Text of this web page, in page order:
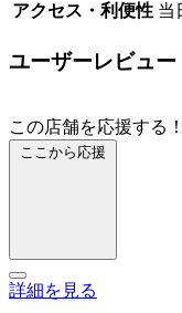
アクセス・利便性 当
ユーザーレビュー
この店舗を応援する！
ここから応援
詳細を見る